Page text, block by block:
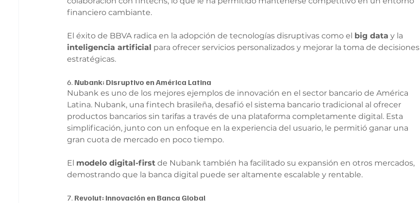
financiero cambiante.
El éxito de BBVA radica en la adopción de tecnologías disruptivas como el big data y la
inteligencia artificial para ofrecer servicios personalizados y mejorar la toma de decisiones
estratégicas.
6. Nubank: Disruptivo en América Latina
Nubank es uno de los mejores ejemplos de innovación en el sector bancario de América
Latina. Nubank, una fintech brasileña, desafió el sistema bancario tradicional al ofrecer
productos bancarios sin tarifas a través de una plataforma completamente digital. Esta
simplificación, junto con un enfoque en la experiencia del usuario, le permitió ganar una
gran cuota de mercado en poco tiempo.
El modelo digital-first de Nubank también ha facilitado su expansión en otros mercados,
demostrando que la banca digital puede ser altamente escalable y rentable.
7. Revolut: Innovación en Banca Global